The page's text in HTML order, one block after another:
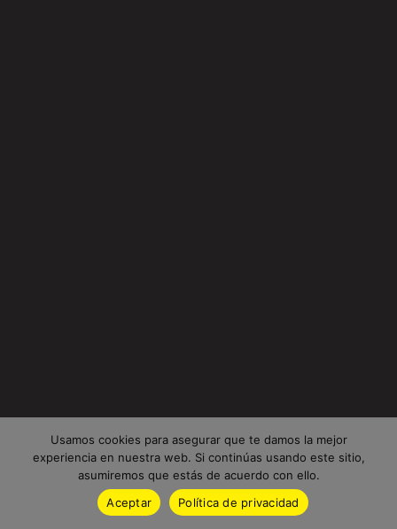
Usamos cookies para asegurar que te damos la mejor
experiencia en nuestra web. Si continúas usando este sitio,
asumiremos que estás de acuerdo con ello.
Aceptar
Política de privacidad